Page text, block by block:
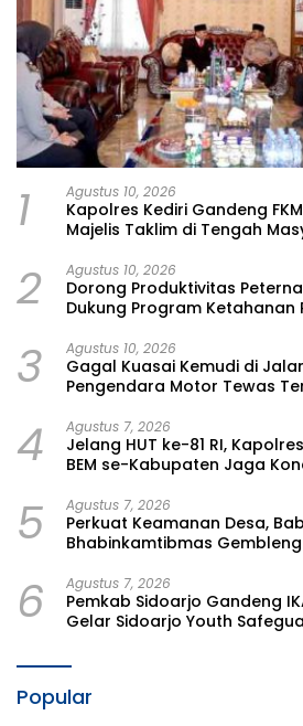
1 Agustus 10, 2026
Kapolres Kediri Gandeng
Majelis Taklim di Tengah
2 Agustus 10, 2026
Dorong Produktivitas
Dukung Program Ketahanan
3 Agustus 10, 2026
Gagal Kuasai Kemudi di
Pengendara Motor Tewas
4 Agustus 7, 2026
Jelang HUT ke-81 RI,
BEM se-Kabupaten Jaga
5 Agustus 7, 2026
Perkuat Keamanan Desa,
Bhabinkamtibmas
6 Agustus 7, 2026
Pemkab Sidoarjo Gandeng
Gelar Sidoarjo Youth
Popular